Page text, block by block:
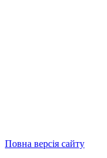
Повна версія сайту